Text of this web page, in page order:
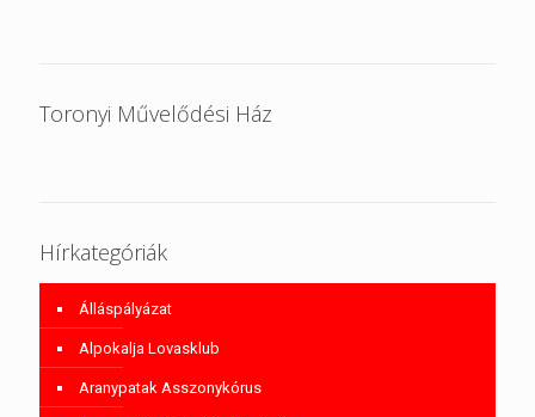
Toronyi Művelődési Ház
Hírkategóriák
Álláspályázat
Alpokalja Lovasklub
Aranypatak Asszonykórus